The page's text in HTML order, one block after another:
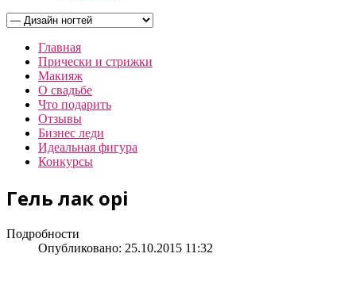
Главная
Прически и стрижки
Макияж
О свадьбе
Что подарить
Отзывы
Бизнес леди
Идеальная фигура
Конкурсы
Гель лак opi
Подробности
Опубликовано: 25.10.2015 11:32